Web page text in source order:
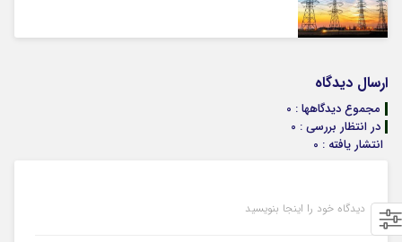
ارسال دیدگاه
مجموع دیدگاهها : 0
در انتظار بررسی : 0
انتشار یافته : 0
دیدگاه خود را اینجا بنویسید